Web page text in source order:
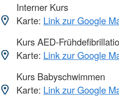
Interner Kurs
Karte: Link zur Google
Kurs AED-
Karte: Link zur Google
Kurs Babyschwimmen
Karte: Link zur Google